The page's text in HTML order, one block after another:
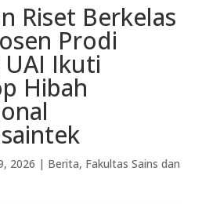
Riset Berkelas
Prodi
Ikuti
Hibah
2026 | Berita, Fakultas Sains dan